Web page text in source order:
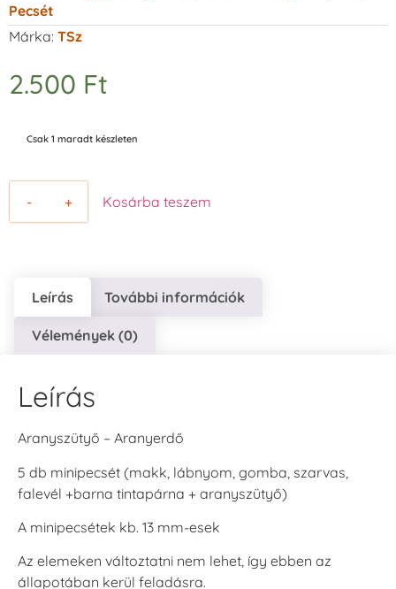
Pecsét
Márka: TSz
2.500 Ft
Csak 1 maradt készleten
- + Kosárba teszem
Leírás További információk
Vélemények (0)
Leírás
Aranyszütyő – Aranyerdő
5 db minipecsét (makk, lábnyom, gomba, szarvas,
falevél +barna tintapárna + aranyszütyő)
A minipecsétek kb. 13 mm-esek
Az elemeken változtatni nem lehet, így ebben az
állapotában kerül feladásra.